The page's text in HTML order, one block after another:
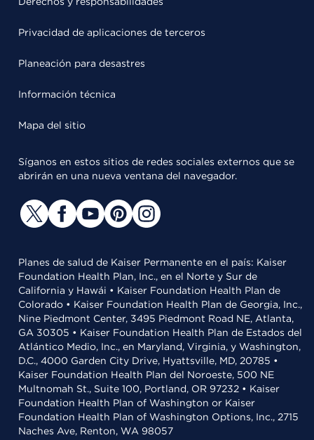
Privacidad de aplicaciones de terceros
Planeación para desastres
Información técnica
Mapa del sitio
Síganos en estos sitios de redes sociales externos que se
abrirán en una nueva ventana del navegador.
Planes de salud de Kaiser Permanente en el país: Kaiser
Foundation Health Plan, Inc., en el Norte y Sur de
California y Hawái • Kaiser Foundation Health Plan de
Colorado • Kaiser Foundation Health Plan de Georgia, Inc.,
Nine Piedmont Center, 3495 Piedmont Road NE, Atlanta,
GA 30305 • Kaiser Foundation Health Plan de Estados del
Atlántico Medio, Inc., en Maryland, Virginia, y Washington,
D.C., 4000 Garden City Drive, Hyattsville, MD, 20785 •
Kaiser Foundation Health Plan del Noroeste, 500 NE
Multnomah St., Suite 100, Portland, OR 97232 • Kaiser
Foundation Health Plan of Washington or Kaiser
Foundation Health Plan of Washington Options, Inc., 2715
Naches Ave, Renton, WA 98057